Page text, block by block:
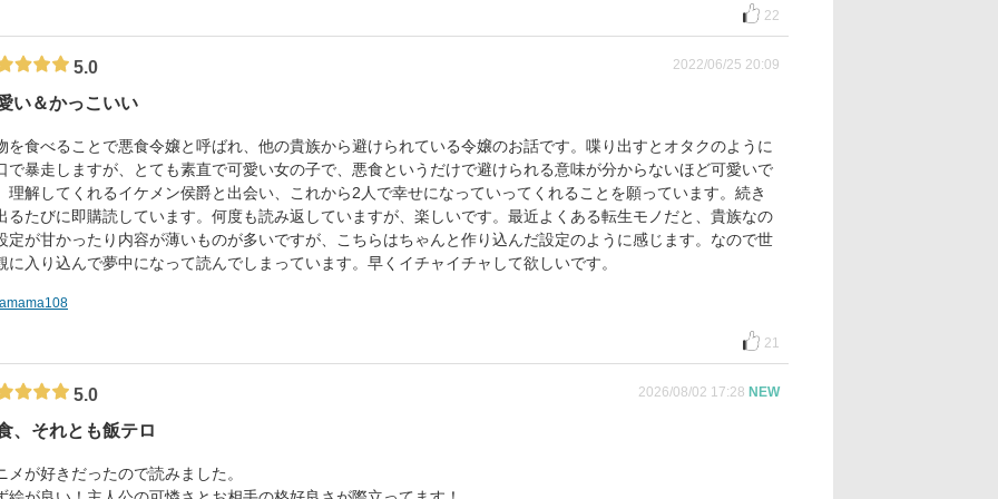
22
5.0 2022/06/25 20:09
い＆かっこいい
を食べることで悪食令嬢と呼ばれ、他の貴族から避けられている令嬢のお話です。喋り出すとオタクのように
で暴走しますが、とても素直で可愛い女の子で、悪食というだけで避けられる意味が分からないほど可愛いで
理解してくれるイケメン侯爵と出会い、これから2人で幸せになっていってくれることを願っています。続き
るたびに即購読しています。何度も読み返していますが、楽しいです。最近よくある転生モノだと、貴族なの
定が甘かったり内容が薄いものが多いですが、こちらはちゃんと作り込んだ設定のように感じます。なので世
に入り込んで夢中になって読んでしまっています。早くイチャイチャして欲しいです。
21
5.0 2026/08/02 17:28 NEW
、それとも飯テロ
メが好きだったので読みました。